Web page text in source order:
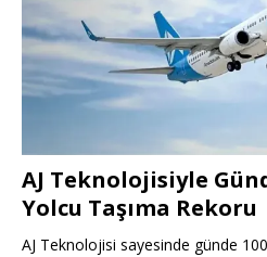
AJ Teknolojisiyle
Yolcu Taşıma Rekoru
AJ Teknolojisi sayesinde günde